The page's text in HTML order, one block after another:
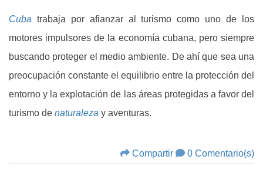
Cuba trabaja por afianzar al turismo como uno de los
motores impulsores de la economía cubana, pero siempre
buscando proteger el medio ambiente. De ahí que sea una
preocupación constante el equilibrio entre la protección del
entorno y la explotación de las áreas protegidas a favor del
turismo de naturaleza y aventuras.
Compartir 0 Comentario(s)